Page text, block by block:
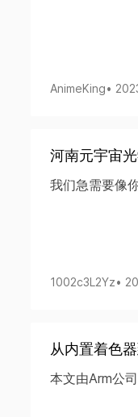
AnimeKing•
河南元宇宙
我们急需要像
1002c3L2Yz•
从内置着色
本文由Arm公